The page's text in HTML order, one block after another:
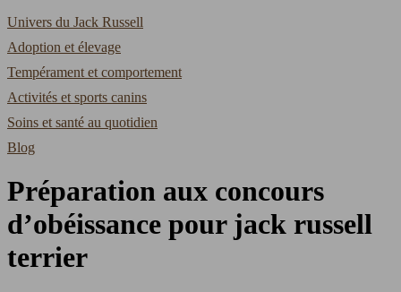
Univers du Jack Russell
Adoption et élevage
Tempérament et comportement
Activités et sports canins
Soins et santé au quotidien
Blog
Préparation aux concours
d’obéissance pour jack russell
terrier